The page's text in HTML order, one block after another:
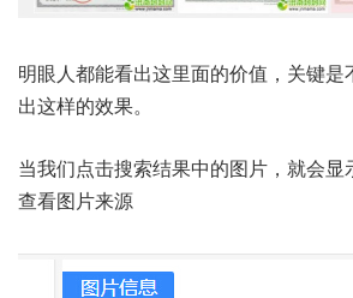
明眼人都能看出这里面的价值，关键
出这样的效果。
当我们点击搜索结果中的图片，就会
查看图片来源